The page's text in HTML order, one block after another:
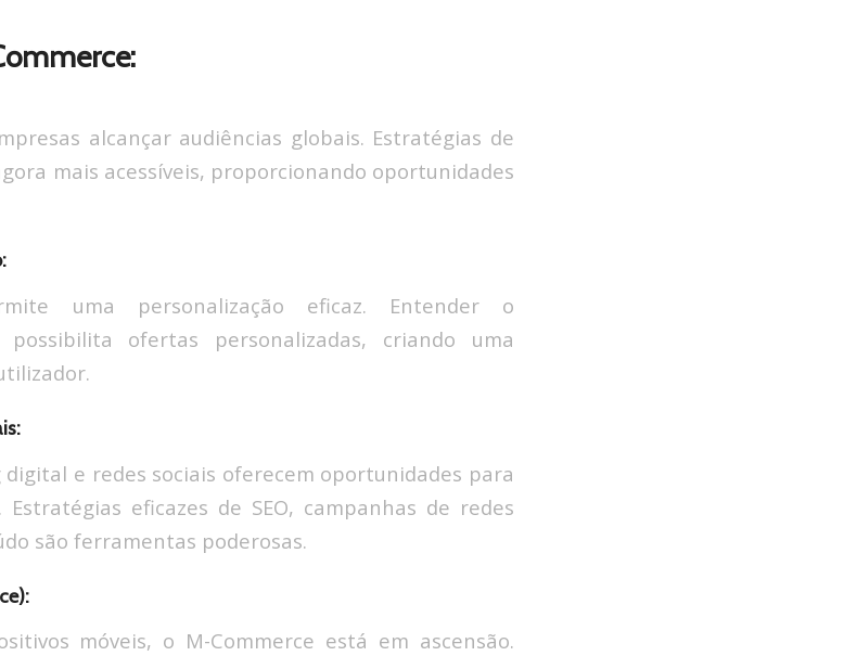
alcançar audiências globais. Estratégias de
mais acessíveis, proporcionando oportunidades
uma personalização eficaz. Entender o
ofertas personalizadas, criando uma
e redes sociais oferecem oportunidades para
eficazes de SEO, campanhas de redes
são ferramentas poderosas.
móveis, o M-Commerce está em ascensão.